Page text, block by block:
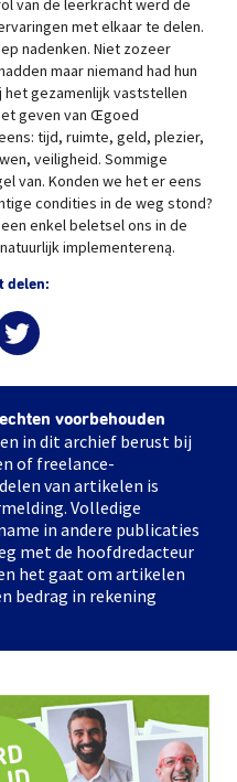
van de leerkracht werd de
met elkaar te delen.
nadenken. Niet zozeer
maar niemand had hun
het gezamenlijk vaststellen
geven van Œgoed
tijd, ruimte, geld, plezier,
veiligheid. Sommige
van. Konden we het er eens
condities in de weg stond?
enkel beletsel ons in de
implementereną.
delen:
voorbehouden
in dit archief berust bij
of freelance-
van artikelen is
Volledige
in andere publicaties
met de hoofdredacteur
het gaat om artikelen
bedrag in rekening